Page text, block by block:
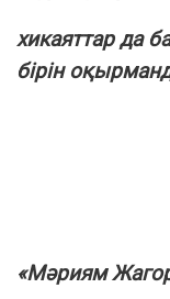
хикаяттар да
бірін
«Мәриям